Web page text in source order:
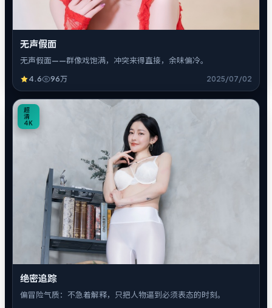
无声假面
无声假面——群像戏饱满，冲突来得直接，余味偏冷。
4.6 96万 2025/07/02
超
清
4K
绝密追踪
偏冒险气质：不急着解释，只把人物逼到必须表态的时刻。